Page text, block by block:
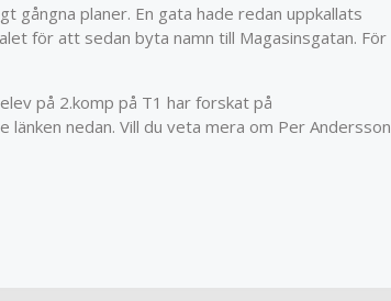
planer. En gata hade redan uppkallats
för att sedan byta namn till Magasinsgatan. För
på 2.komp på T1 har forskat på
nedan. Vill du veta mera om Per Andersson